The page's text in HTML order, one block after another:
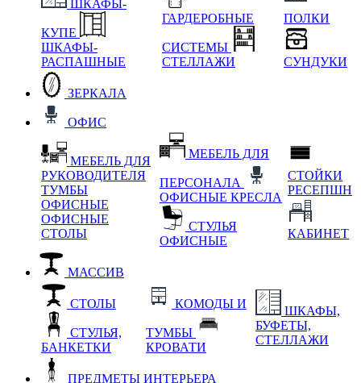
ШКАФЫ-
КУПЕ
ШКАФЫ-
РАСПАШНЫЕ
ГАРДЕРОБНЫЕ
СИСТЕМЫ
СТЕЛЛАЖИ
ПОЛКИ
СУНДУКИ
ЗЕРКАЛА
ОФИС
МЕБЕЛЬ ДЛЯ
РУКОВОДИТЕЛЯ
ТУМБЫ
ОФИСНЫЕ
ОФИСНЫЕ
СТОЛЫ
МЕБЕЛЬ ДЛЯ
ПЕРСОНАЛА
ОФИСНЫЕ КРЕСЛА
СТУЛЬЯ
ОФИСНЫЕ
СТОЙКИ
РЕСЕПШН
КАБИНЕТ
МАССИВ
СТОЛЫ
СТУЛЬЯ,
БАНКЕТКИ
КОМОДЫ И
ТУМБЫ
КРОВАТИ
ШКАФЫ,
БУФЕТЫ,
СТЕЛЛАЖИ
ПРЕДМЕТЫ ИНТЕРЬЕРА